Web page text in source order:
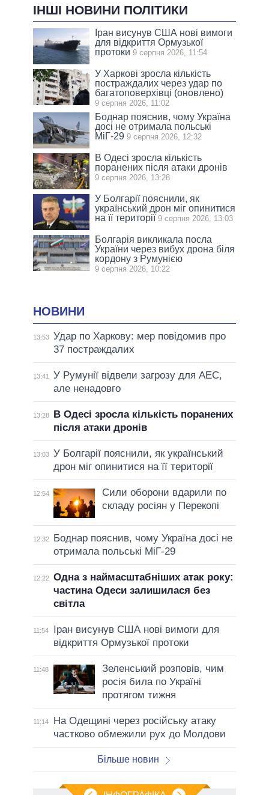
ІНШІ НОВИНИ ПОЛІТИКИ
Іран висунув США нові вимоги
для відкриття Ормузької
протоки 9 серпня 2026, 11:54
У Харкові зросла кількість
постраждалих через удар по
багатоповерхівці (оновлено)
9 серпня 2026, 11:02
Боднар пояснив, чому Україна
досі не отримала польські
МіГ-29 9 серпня 2026, 12:32
В Одесі зросла кількість
поранених після атаки дронів
9 серпня 2026, 13:28
У Болгарії пояснили, як
український дрон міг опинитися
на її території 9 серпня 2026, 13:03
Болгарія викликала посла
України через вибух дрона біля
кордону з Румунією
9 серпня 2026, 10:22
НОВИНИ
13:53 Удар по Харкову: мер повідомив про
37 постраждалих
13:41
У Румунії відвели загрозу для АЕС,
але ненадовго
13:28
В Одесі зросла кількість поранених
після атаки дронів
13:03 У Болгарії пояснили, як український
дрон міг опинитися на її території
12:54
Сили оборони вдарили по
складу росіян у Перекопі
12:32
Боднар пояснив, чому Україна досі не
отримала польські МіГ-29
12:22 Одна з наймасштабніших атак року:
частина Одеси залишилася без
світла
11:54
Іран висунув США нові вимоги для
відкриття Ормузької протоки
11:48
Зеленський розповів, чим
росія била по Україні
протягом тижня
11:14
На Одещині через російську атаку
частково обмежили рух до Молдови
Більше новин